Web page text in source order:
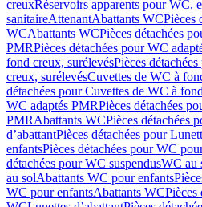
creuxRéservoirs apparents pour WC,
sanitaireAttenantAbattants WCPièces
WCAbattants WCPièces détachées
PMRPièces détachées pour WC
fond creux, surélevésPièces
creux, surélevésCuvettes de WC à
détachées pour Cuvettes de WC à
WC adaptés PMRPièces détachées
PMRAbattants WCPièces détachées
d’abattantPièces détachées pour
enfantsPièces détachées pour WC
détachées pour WC suspendusWC au
au solAbattants WC pour enfants
WC pour enfantsAbattants WCPièces